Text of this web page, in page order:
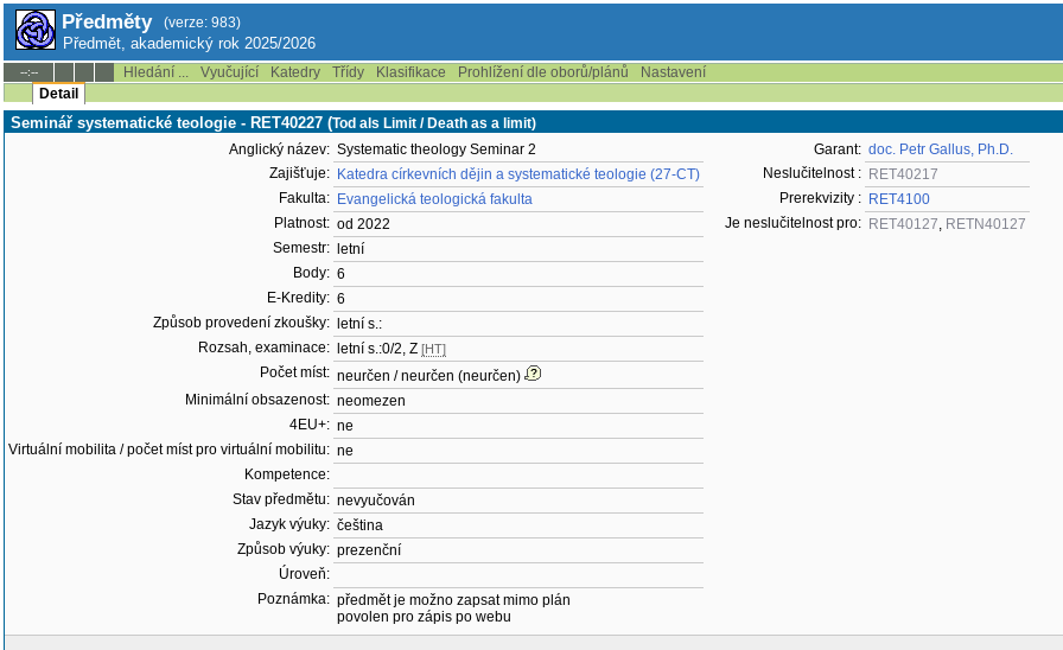
Předměty (verze: 983)
Předmět, akademický rok 2025/2026
--:-- Hledání ... Vyučující Katedry Třídy Klasifikace Prohlížení dle oborů/plánů
Nastavení
Detail
Seminář systematické teologie - RET40227 (Tod als Limit / Death as a limit)
Anglický název: Systematic theology Seminar 2
Zajišťuje: Katedra církevních dějin a systematické teologie (27-CT)
Fakulta: Evangelická teologická fakulta
Platnost: od 2022
Semestr:
letní
Body: 6
E-Kredity: 6
Způsob provedení zkoušky:
letní s.:
Rozsah, examinace:
letní s.:0/2, Z [HT]
Počet míst: neurčen / neurčen (neurčen)
Minimální obsazenost: neomezen
4EU+: ne
Virtuální mobilita / počet míst pro virtuální mobilitu: ne
Kompetence:
Stav předmětu: nevyučován
Jazyk výuky: čeština
Způsob výuky: prezenční
Úroveň:
Poznámka: předmět je možno zapsat mimo plán
povolen pro zápis po webu
Garant: doc. Petr Gallus, Ph.D.
Neslučitelnost : RET40217
Prerekvizity : RET4100
Je neslučitelnost pro: RET40127, RETN40127